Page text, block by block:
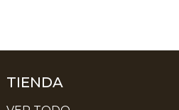
TIENDA